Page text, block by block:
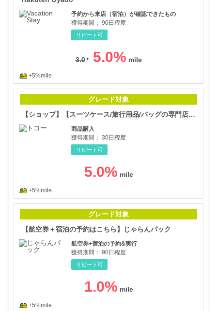
予約から来店（宿泊）が確認できたもの
獲得期間： 90日程度
リピート可
3.0 5.0%
+5%mile
グレード対象
【ショップ】【スーツケース/旅行用品/バッグの専門店トコー】オンラインショップ
商品購入
獲得期間： 30日程度
リピート可
5.0%
+5%mile
グレード対象
【航空券＋宿泊の予約はこちら】じゃらんパック
航空券+宿泊の予約&実行
獲得期間： 90日程度
リピート可
1.0%
+5%mile